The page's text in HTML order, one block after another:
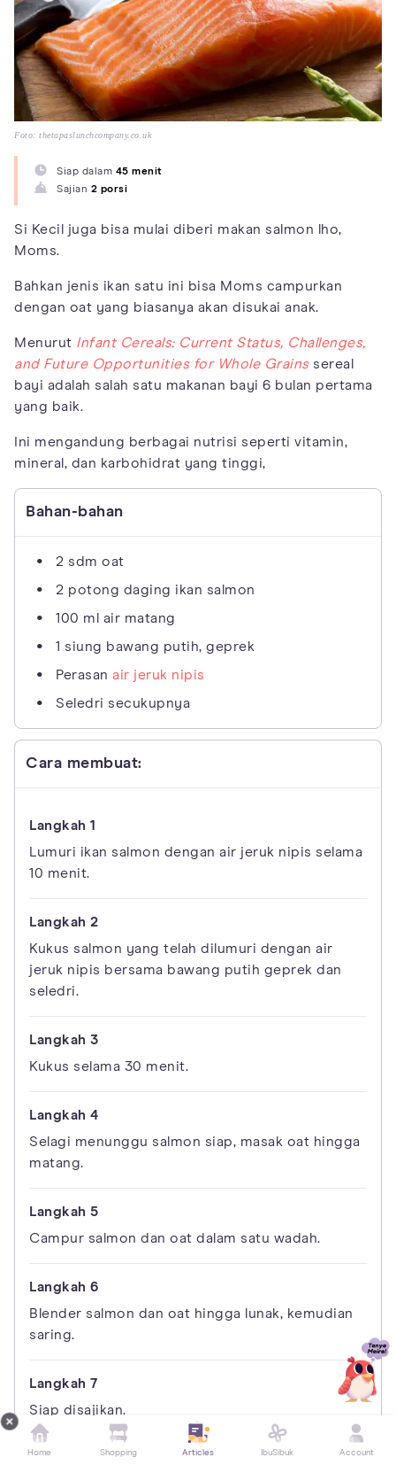
Foto: thetapaslunchcompany.co.uk
Siap dalam 45 menit
Sajian 2 porsi
Si Kecil juga bisa mulai diberi makan salmon lho,
Moms.
Bahkan jenis ikan satu ini bisa Moms campurkan
dengan oat yang biasanya akan disukai anak.
Menurut Infant Cereals: Current Status, Challenges,
and Future Opportunities for Whole Grainssereal
bayi adalah salah satu makanan bayi 6 bulan pertama
yang baik.
Ini mengandung berbagai nutrisi seperti vitamin,
mineral, dan karbohidrat yang tinggi,
Bahan-bahan
2 sdm oat
2 potong daging ikan salmon
100 ml air matang
1 siung bawang putih, geprek
Perasan air jeruk nipis
Seledri secukupnya
Cara membuat:
Lumuri ikan salmon dengan air jeruk nipis selama
10 menit.
Kukus salmon yang telah dilumuri dengan air
jeruk nipis bersama bawang putih geprek dan
seledri.
Kukus selama 30 menit.
Selagi menunggu salmon siap, masak oat hingga
matang.
Campur salmon dan oat dalam satu wadah.
Blender salmon dan oat hingga lunak, kemudian
saring.
Siap disajikan.
Home Shopping Articles IbuSibuk Account